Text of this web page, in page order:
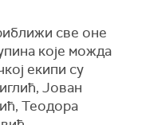
све оне
које можда
екипи су
Јован
Теодора